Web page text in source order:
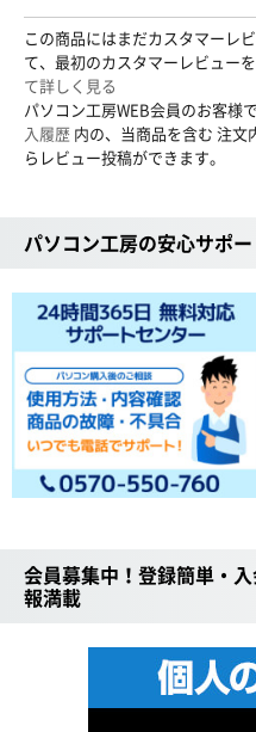
この商品にはまだカスタマーレ
て、最初のカスタマーレビュー
て詳しく見る
パソコン工房WEB会員のお客様
入履歴 内の、当商品を含む 注
らレビュー投稿ができます。
パソコン工房の安心サポー
会員募集中！登録簡単・
報満載